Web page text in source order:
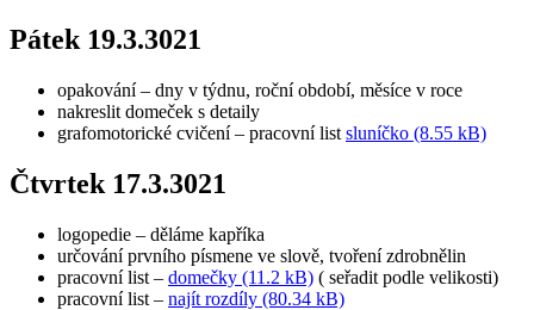
Pátek 19.3.3021
opakování – dny v týdnu, roční období, měsíce v roce
nakreslit domeček s detaily
grafomotorické cvičení – pracovní list sluníčko (8.55 kB)
Čtvrtek 17.3.3021
logopedie – děláme kapříka
určování prvního písmene ve slově, tvoření zdrobnělin
pracovní list – domečky (11.2 kB) ( seřadit podle velikosti)
pracovní list – najít rozdíly (80.34 kB)